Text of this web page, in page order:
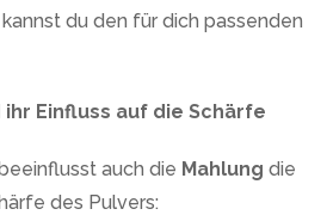
du den für dich passenden
Einfluss auf die Schärfe
auch die Mahlung die
des Pulvers: